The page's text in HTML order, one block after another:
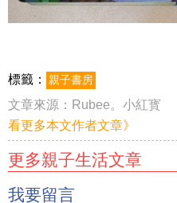
標籤： 親子書房
文章來源： Rubee。小紅寳
看更多本文作者文章》
更多親子生活文章
我要留言